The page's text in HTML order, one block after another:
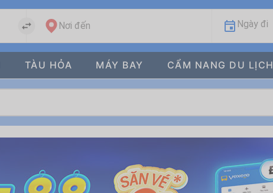
Nơi đến Ngày đi
TÀU HỎA MÁY BAY CẨM NANG DU LỊCH